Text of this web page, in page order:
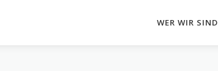
WER WIR SIND